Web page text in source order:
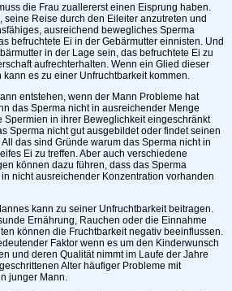
die Frau zuallererst einen Eisprung haben.
seine Reise durch den Eileiter anzutreten und
ausreichend bewegliches Sperma
befruchtete Ei in der Gebärmutter einnisten. Und
in der Lage sein, das befruchtete Ei zu
aufrechterhalten. Wenn ein Glied dieser
kann es zu einer Unfruchtbarkeit kommen.
entstehen, wenn der Mann Probleme hat
das Sperma nicht in ausreichender Menge
Spermien in ihrer Beweglichkeit eingeschränkt
Sperma nicht gut ausgebildet oder findet seinen
das sind Gründe warum das Sperma nicht in
Ei zu treffen. Aber auch verschiedene
können dazu führen, dass das Sperma
nicht ausreichender Konzentration vorhanden
kann zu seiner Unfruchtbarkeit beitragen.
Ernährung, Rauchen oder die Einnahme
können die Fruchtbarkeit negativ beeinflussen.
Faktor wenn es um den Kinderwunsch
und deren Qualität nimmt im Laufe der Jahre
Alter häufiger Probleme mit
junger Mann.